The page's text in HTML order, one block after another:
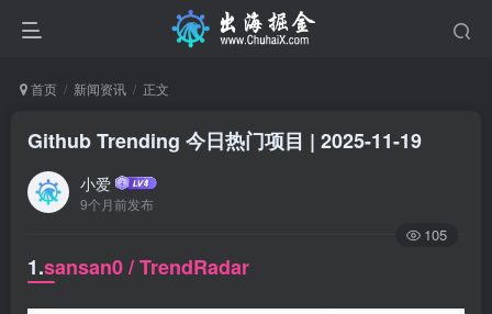
首页 新闻资讯 正文
Github Trending 今日热门项目 | 2025-11-19
小爱
9个月前发布
105
1.sansan0 / TrendRadar